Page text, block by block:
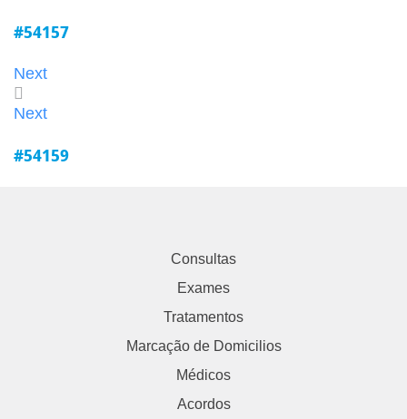
#54157
Next
Next
#54159
Consultas
Exames
Tratamentos
Marcação de Domicilios
Médicos
Acordos